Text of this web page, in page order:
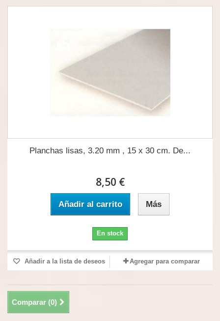
Planchas lisas, 3.20 mm , 15 x 30 cm. De...
8,50 €
Añadir al carrito Más
En stock
Añadir a la lista de deseos Agregar para comparar
Comparar (0)